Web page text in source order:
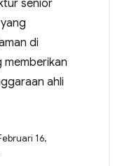
senior
di
memberikan
ahli
16,